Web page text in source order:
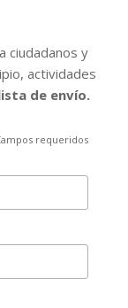
ciudadanos y
actividades
de envío.
requeridos